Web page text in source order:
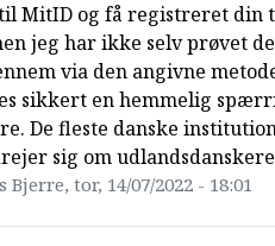
MitID og få registreret din
jeg har ikke selv prøvet
via den angivne
sikkert en hemmelig
De fleste danske
sig om
tor, 14/07/2022 - 18:01